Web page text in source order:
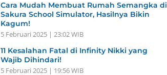
Cara Mudah Membuat Rumah Semangka di
Sakura School Simulator, Hasilnya Bikin
Kagum!
5 Februari 2025 | 23:02 WIB
11 Kesalahan Fatal di Infinity Nikki yang
Wajib Dihindari!
5 Februari 2025 | 19:56 WIB